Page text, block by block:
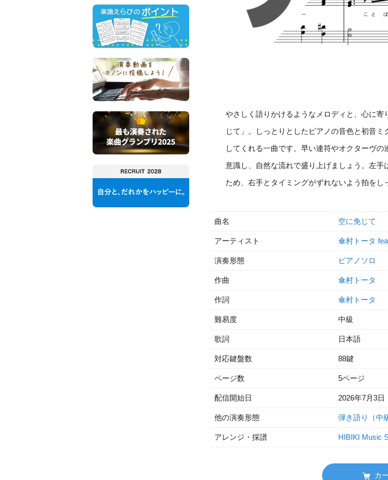
やさしく語りかけるようなメロディと、心に
じて」。しっとりとしたピアノの音色と初音
してくれる一曲です。早い連符やオクターヴ
意識し、自然な流れで盛り上げましょう。左
ため、右手とタイミングがずれないよう拍をし
曲名 空に免じて
アーティスト 傘村トータ
演奏形態 ピアノソロ
作曲 傘村トータ
作詞 傘村トータ
難易度 中級
歌詞 日本語
対応鍵盤数 88鍵
ページ数 5ページ
配信開始日 2026年7月3日
他の演奏形態 弾き語り（中
アレンジ・採譜 HIBIKI Music
カ